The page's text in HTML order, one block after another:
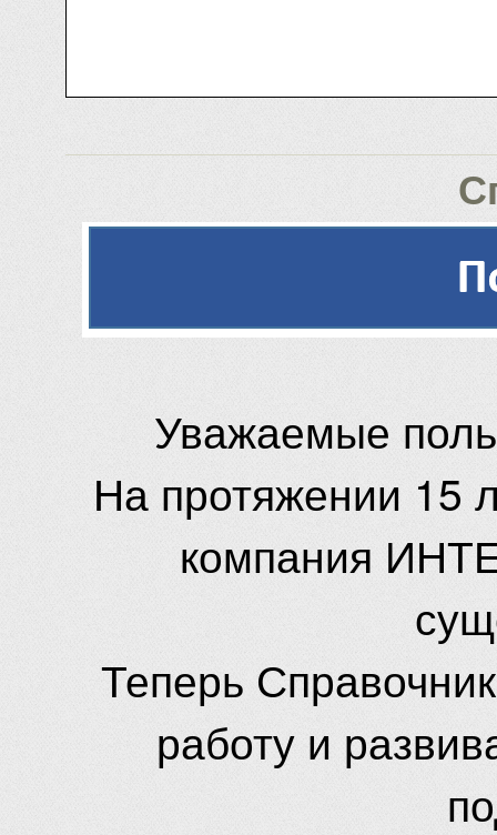
Уважаемые
На протяжении 15
компания
Теперь
работу и